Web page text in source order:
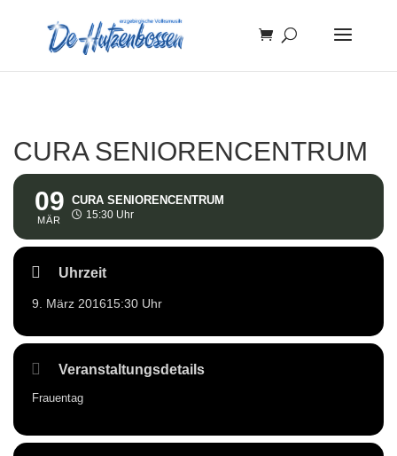
CURA SENIORENCENTRUM
09
MÄR
CURA SENIORENCENTRUM
15:30 Uhr
Uhrzeit
9. März 201615:30 Uhr
Veranstaltungsdetails
Frauentag